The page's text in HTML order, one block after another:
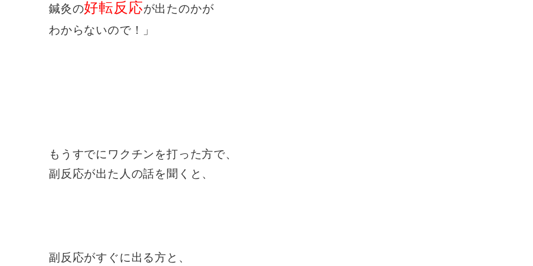
鍼灸の好転反応が出たのかが
わからないので！」
もうすでにワクチンを打った方で、
副反応が出た人の話を聞くと、
副反応がすぐに出る方と、